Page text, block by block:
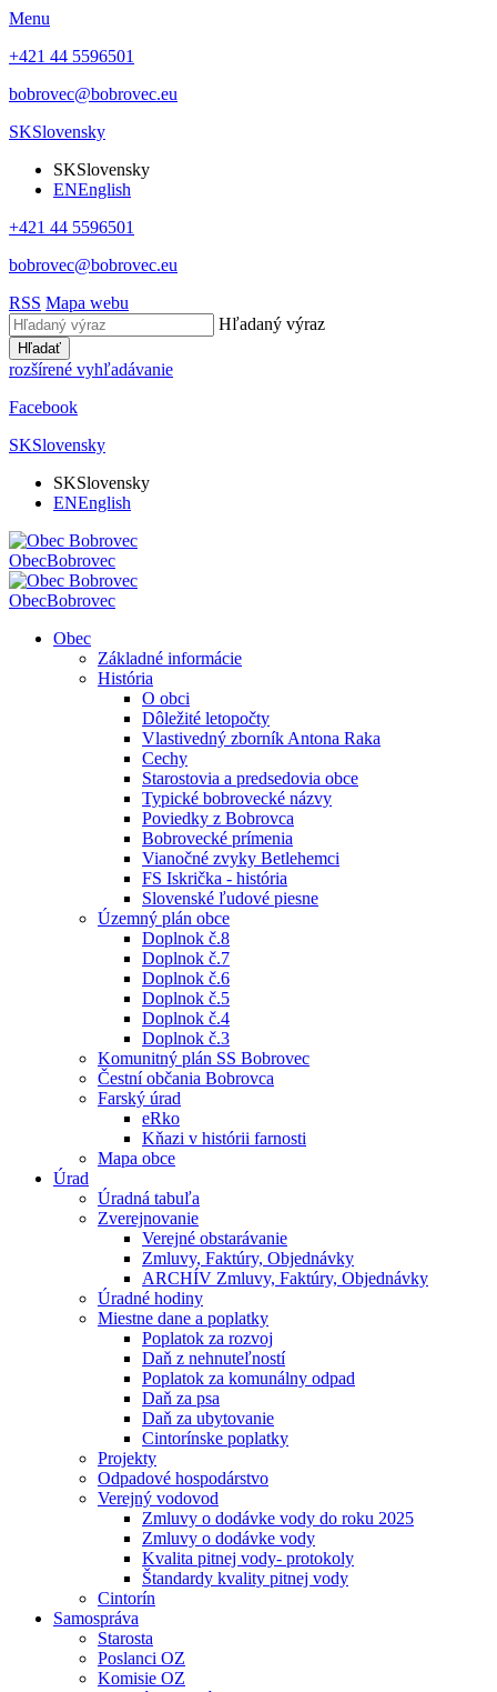
Menu
+421 44 5596501
bobrovec@bobrovec.eu
SKSlovensky
SKSlovensky
ENEnglish
+421 44 5596501
bobrovec@bobrovec.eu
RSS Mapa webu
Hľadaný výraz
Hľadať
rozšírené vyhľadávanie
Facebook
SKSlovensky
SKSlovensky
ENEnglish
ObecBobrovec
ObecBobrovec
Obec
Základné informácie
História
O obci
Dôležité letopočty
Vlastivedný zborník Antona Raka
Cechy
Starostovia a predsedovia obce
Typické bobrovecké názvy
Poviedky z Bobrovca
Bobrovecké prímenia
Vianočné zvyky Betlehemci
FS Iskrička - história
Slovenské ľudové piesne
Územný plán obce
Doplnok č.8
Doplnok č.7
Doplnok č.6
Doplnok č.5
Doplnok č.4
Doplnok č.3
Komunitný plán SS Bobrovec
Čestní občania Bobrovca
Farský úrad
eRko
Kňazi v histórii farnosti
Mapa obce
Úrad
Úradná tabuľa
Zverejnovanie
Verejné obstarávanie
Zmluvy, Faktúry, Objednávky
ARCHÍV Zmluvy, Faktúry, Objednávky
Úradné hodiny
Miestne dane a poplatky
Poplatok za rozvoj
Daň z nehnuteľností
Poplatok za komunálny odpad
Daň za psa
Daň za ubytovanie
Cintorínske poplatky
Projekty
Odpadové hospodárstvo
Verejný vodovod
Zmluvy o dodávke vody do roku 2025
Zmluvy o dodávke vody
Kvalita pitnej vody- protokoly
Štandardy kvality pitnej vody
Cintorín
Samospráva
Starosta
Poslanci OZ
Komisie OZ